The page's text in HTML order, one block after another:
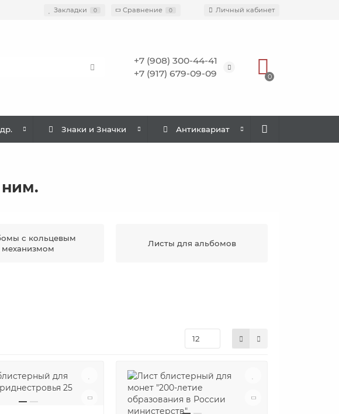
Закладки 0 Сравнение 0 Личный кабинет
+7 (908) 300-44-41
+7 (917) 679-09-09
0
Знаки и Значки Антиквариат
ним.
с кольцевым
механизмом
Листы для альбомов